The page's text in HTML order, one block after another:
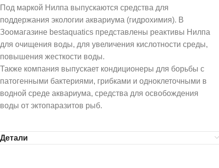
Под маркой Нилпа выпускаются средства для
поддержания экологии аквариума (гидрохимия). В
Зоомагазине bestaquatics представлены реактивы Нилпа
для очищения воды, для увеличения кислотности среды,
повышения жесткости воды.
Также компания выпускает кондиционеры для борьбы с
патогенными бактериями, грибками и одноклеточными в
водной среде аквариума, средства для освобождения
воды от эктопаразитов рыб.
Детали